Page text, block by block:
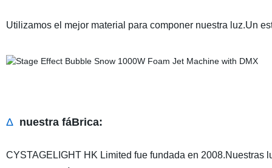
Utilizamos el mejor material para componer nuestra luz.Un
Δ nuestra fáBrica:
CYSTAGELIGHT HK Limited fue fundada en